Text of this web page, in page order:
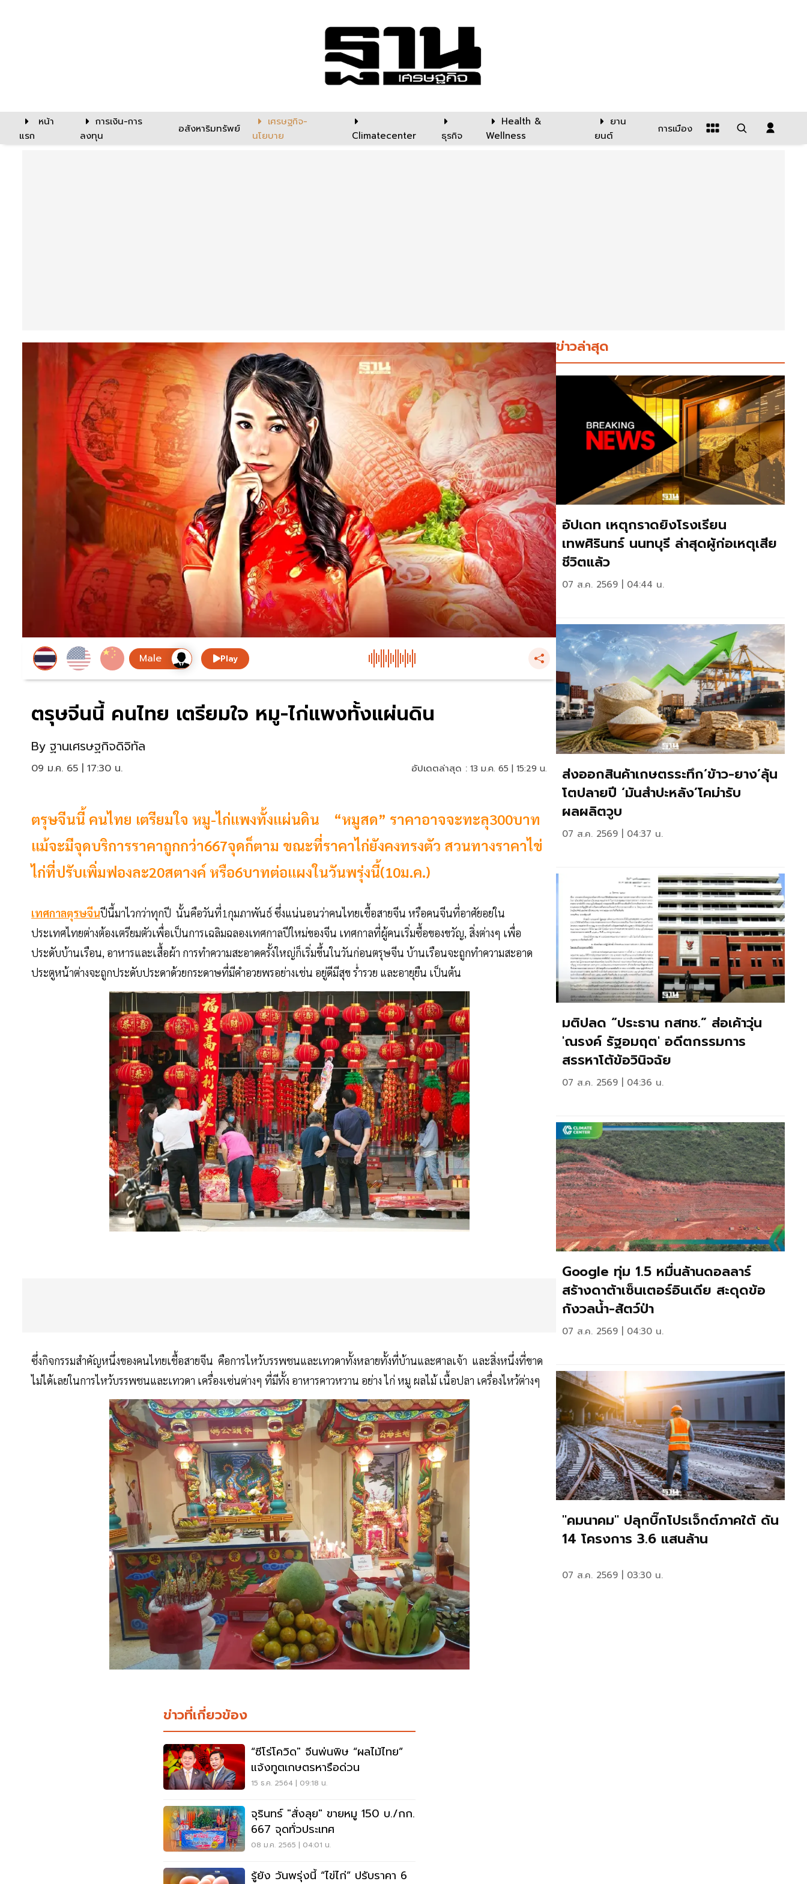
หน้า
แรก
การเงิน-การ
ลงทุน
อสังหาริมทรัพย์
เศรษฐกิจ-
นโยบาย
Climatecenter ธุรกิจ
Health &
Wellness
ยาน
ยนต์
การเมือง
Play
ตรุษจีนนี้ คนไทย เตรียมใจ หมู-ไก่แพงทั้งแผ่นดิน
By ฐานเศรษฐกิจดิจิทัล
09 ม.ค. 65 | 17:30 น. อัปเดตล่าสุด : 13 ม.ค. 65 | 15:29 น.
ตรุษจีนนี้ คนไทย เตรียมใจ หมู-ไก่แพงทั้งแผ่นดิน “หมูสด” ราคาอาจจะทะลุ300บาท
แม้จะมีจุดบริการราคาถูกกว่า667จุดก็ตาม ขณะที่ราคาไก่ยังคงทรงตัว สวนทางราคาไข่
ไก่ที่ปรับเพิ่มฟองละ20สตางค์ หรือ6บาทต่อแผงในวันพรุ่งนี้(10ม.ค.)
เทศกาลตุรษจีนปีนี้มาไวกว่าทุกปี นั้นคือวันที่1กุมภาพันธ์ ซึ่งแน่นอนว่าคนไทยเชื้อสายจีน หรือคนจีนที่อาศัยอย่ใน
ประเทศไทยต่างต้องเตรียมตัวเพื่อเป็นการเฉลิมฉลองเทศกาลปีใหม่ของจีน เทศกาลที่ผู้คนเริ่มซื้อของขวัญ, สิ่งต่างๆ เพื่อ
ประดับบ้านเรือน, อาหารและเสื้อผ้า การทำความสะอาดครั้งใหญ่ก็เริ่มขึ้นในวันก่อนตรุษจีน บ้านเรือนจะถูกทำความสะอาด
ประตูหน้าต่างจะถูกประดับประดาด้วยกระดาษที่มีคำอวยพรอย่างเช่น อยู่ดีมีสุข ร่ำรวย และอายุยืน เป็นต้น
ซึ่งกิจกรรมสำคัญหนึ่งของคนไทยเชื้อสายจีน คือการไหว้บรรพชนและเทวดาทั้งหลายทั้งที่บ้านและศาลเจ้า และสิ่งหนึ่งที่ขาด
ไม่ได้เลยในการไหว้บรรพชนและเทวดา เครื่องเซ่นต่างๆ ที่มีทั้ง อาหารคาวหวาน อย่าง ไก่ หมู ผลไม้ เนื้อปลา เครื่องไหว้ต่างๆ
ข่าวที่เกี่ยวข้อง
“ซีโร่โควิด" จีนพ่นพิษ “ผลไม้ไทย”
แจ้งทูตเกษตรหารือด่วน
15 ธ.ค. 2564 | 09:18 น.
จุรินทร์ "สั่งลุย" ขายหมู 150 บ./กก.
667 จุดทั่วประเทศ
08 ม.ค. 2565 | 04:01 น.
รู้ยัง วันพรุ่งนี้ “ไข่ไก่” ปรับราคา 6
ข่าวล่าสุด
อัปเดท เหตุกราดยิงโรงเรียน
เทพศิรินทร์ นนทบุรี ล่าสุดผู้ก่อเหตุเสีย
ชีวิตแล้ว
07 ส.ค. 2569 | 04:44 น.
ส่งออกสินค้าเกษตรระทึก‘ข้าว-ยาง’ลุ้น
โตปลายปี ‘มันสำปะหลัง’โคม่ารับ
ผลผลิตวูบ
07 ส.ค. 2569 | 04:37 น.
มติปลด “ประธาน กสทช.” ส่อเค้าวุ่น
'ณรงค์ รัฐอมฤต' อดีตกรรมการ
สรรหาโต้ข้อวินิจฉัย
07 ส.ค. 2569 | 04:36 น.
Google ทุ่ม 1.5 หมื่นล้านดอลลาร์
สร้างดาต้าเซ็นเตอร์อินเดีย สะดุดข้อ
กังวลน้ำ-สัตว์ป่า
07 ส.ค. 2569 | 04:30 น.
"คมนาคม" ปลุกบิ๊กโปรเจ็กต์ภาคใต้ ดัน
14 โครงการ 3.6 แสนล้าน
07 ส.ค. 2569 | 03:30 น.